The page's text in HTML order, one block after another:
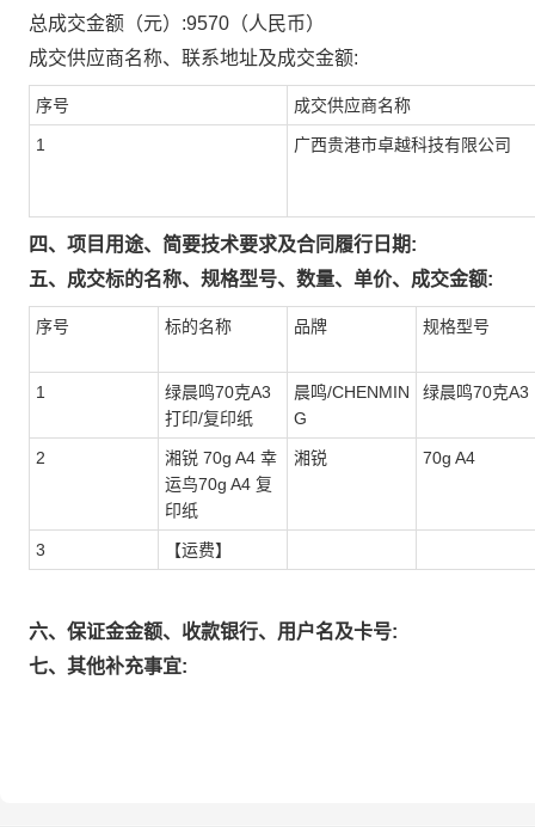
总成交金额（元）:9570 （人民币）
成交供应商名称、联系地址及成交金额:
序号 成交供应商名称
1 广西贵港市卓越科技有限公司
四、项目用途、简要技术要求及合同履行日期:
五、成交标的名称、规格型号、数量、单价、成交金额:
序号 标的名称 品牌 规格型号
1
绿晨鸣70克A3
打印/复印纸
晨鸣/CHENMIN
G
绿晨鸣70克A3
2
湘锐 70g A4 幸
运鸟70g A4 复
印纸
湘锐 70g A4
3 【运费】
六、保证金金额、收款银行、用户名及卡号:
七、其他补充事宜: